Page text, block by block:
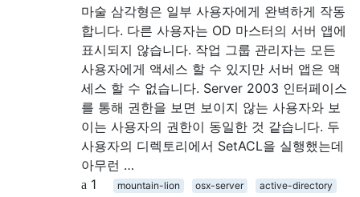
마술 삼각형은 일부 사용자에게 완벽하게 작동
합니다. 다른 사용자는 OD 마스터의 서버 앱에
표시되지 않습니다. 작업 그룹 관리자는 모든
사용자에게 액세스 할 수 있지만 서버 앱은 액
세스 할 수 없습니다. Server 2003 인터페이스
를 통해 권한을 보면 보이지 않는 사용자와 보
이는 사용자의 권한이 동일한 것 같습니다. 두
사용자의 디렉토리에서 SetACL을 실행했는데
아무런 …
1
mountain-lion osx-server
active-directory